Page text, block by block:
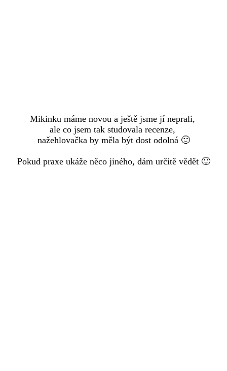
Mikinku máme novou a ještě jsme jí neprali,
ale co jsem tak studovala recenze,
nažehlovačka by měla být dost odolná 🙂
Pokud praxe ukáže něco jiného, dám určitě vědět 🙂